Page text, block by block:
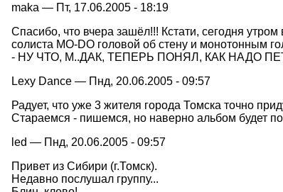
maka — Пт, 17.06.2005 - 18:19
Спасибо, что вчера зашёл!!! Кстати, сегодня
солиста MO-DO головой об стену и монотонным
- НУ ЧТО, М..ДАК, ТЕПЕРЬ ПОНЯЛ, КАК НАДО
Lexy Dance — Пнд, 20.06.2005 - 09:57
Радует, что уже 3 жителя города Томска точно
Стараемся - пишемся, но наверно альбом будет
led — Пнд, 20.06.2005 - 09:57
Привет из Сибири (г.Томск).
Недавно послушал группу...